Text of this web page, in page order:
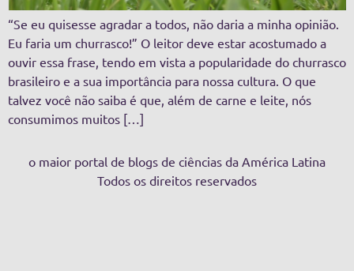
“Se eu quisesse agradar a todos, não daria a minha opinião.
Eu faria um churrasco!” O leitor deve estar acostumado a
ouvir essa frase, tendo em vista a popularidade do churrasco
brasileiro e a sua importância para nossa cultura. O que
talvez você não saiba é que, além de carne e leite, nós
consumimos muitos […]
o maior portal de blogs de ciências da América Latina
Todos os direitos reservados